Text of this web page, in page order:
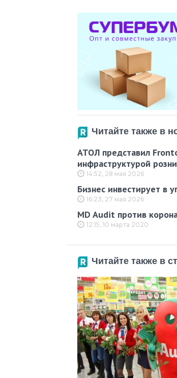
Читайте также в
АТОЛ представил
инфраструктурой
14:52, 28 мая 2026
Бизнес инвестирует в
16:23, 27 мая 2026
MD Audit против
12:15, 10 марта 2020
Читайте также в